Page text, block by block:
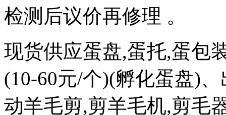
检测后议价再修理 。
现货供应蛋盘,蛋托,蛋包
(10-60元/个)(孵化蛋盘)
动羊毛剪,剪羊毛机,剪毛